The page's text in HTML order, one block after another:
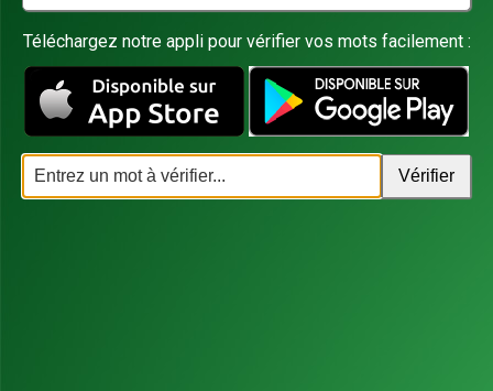
Téléchargez notre appli pour vérifier vos mots facilement :